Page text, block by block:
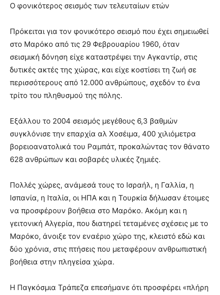
Ο φονικότερος σεισμός των τελευταίων ετών
Πρόκειται για τον φονικότερο σεισμό που έχει σημειωθεί
στο Μαρόκο από τις 29 Φεβρουαρίου 1960, όταν
σεισμική δόνηση είχε καταστρέψει την Αγκαντίρ, στις
δυτικές ακτές της χώρας, και είχε κοστίσει τη ζωή σε
περισσότερους από 12.000 ανθρώπους, σχεδόν το ένα
τρίτο του πληθυσμού της πόλης.
Εξάλλου το 2004 σεισμός μεγέθους 6,3 βαθμών
συγκλόνισε την επαρχία αλ Χοσέιμα, 400 χιλιόμετρα
βορειοανατολικά του Ραμπάτ, προκαλώντας τον θάνατο
628 ανθρώπων και σοβαρές υλικές ζημιές.
Πολλές χώρες, ανάμεσά τους το Ισραήλ, η Γαλλία, η
Ισπανία, η Ιταλία, οι ΗΠΑ και η Τουρκία δήλωσαν έτοιμες
να προσφέρουν βοήθεια στο Μαρόκο. Ακόμη και η
γειτονική Αλγερία, που διατηρεί τεταμένες σχέσεις με το
Μαρόκο, άνοιξε τον εναέριο χώρο της, κλειστό εδώ και
δύο χρόνια, στις πτήσεις που μεταφέρουν ανθρωπιστική
βοήθεια στην πληγείσα χώρα.
Η Παγκόσμια Τράπεζα επεσήμανε ότι προσφέρει «πλήρη